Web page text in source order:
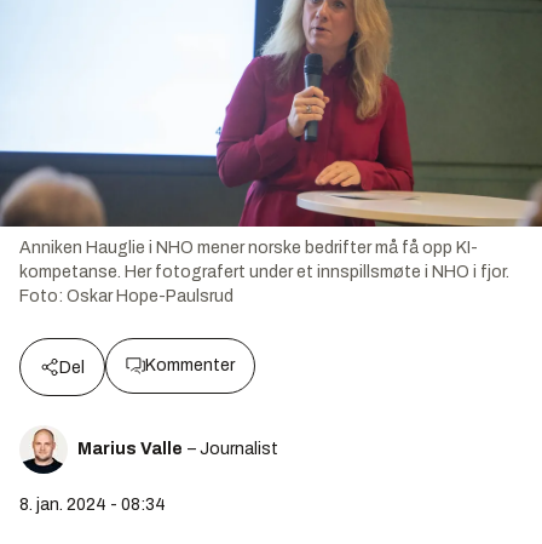
Anniken Hauglie i NHO mener norske bedrifter må få opp KI-
kompetanse. Her fotografert under et innspillsmøte i NHO i fjor.
Foto: Oskar Hope-Paulsrud
Del Kommenter
Marius Valle – Journalist
8. jan. 2024 - 08:34